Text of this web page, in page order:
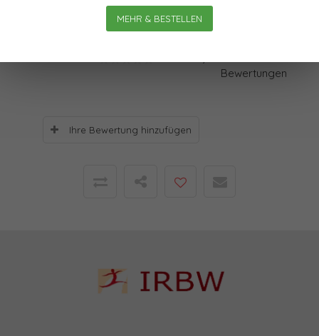
MEHR & BESTELLEN
Bewertungen
Ihre Bewertung hinzufügen